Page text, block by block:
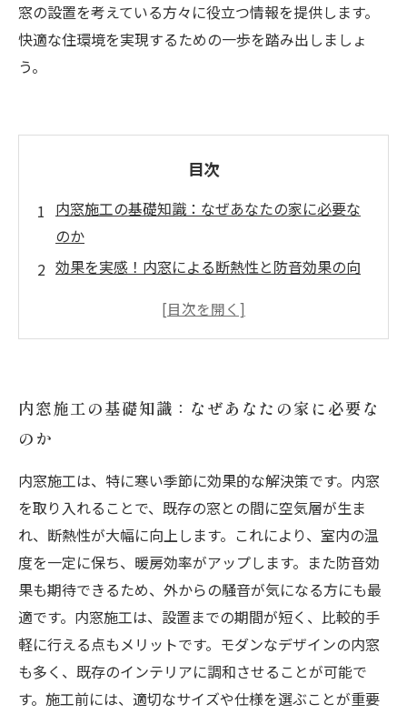
窓の設置を考えている方々に役立つ情報を提供します。
快適な住環境を実現するための一歩を踏み出しましょ
う。
目次
内窓施工の基礎知識：なぜあなたの家に必要な
のか
効果を実感！内窓による断熱性と防音効果の向
内窓施工のステップバイステップガイド：準備
は？
る
実際の体験談：内窓施工で得たメリットと感想
未来の住まいを変える：内窓施工の利点とおす
すめの選び方
内窓施工の基礎知識：なぜあなたの家に必要な
のか
内窓施工は、特に寒い季節に効果的な解決策です。内窓
を取り入れることで、既存の窓との間に空気層が生ま
れ、断熱性が大幅に向上します。これにより、室内の温
度を一定に保ち、暖房効率がアップします。また防音効
果も期待できるため、外からの騒音が気になる方にも最
適です。内窓施工は、設置までの期間が短く、比較的手
軽に行える点もメリットです。モダンなデザインの内窓
も多く、既存のインテリアに調和させることが可能で
す。施工前には、適切なサイズや仕様を選ぶことが重要